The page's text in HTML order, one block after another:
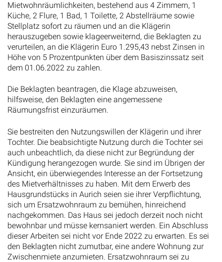
Mietwohnräumlichkeiten, bestehend aus 4 Zimmern, 1
Küche, 2 Flure, 1 Bad, 1 Toilette, 2 Abstellräume sowie
Stellplatz sofort zu räumen und an die Klägerin
herauszugeben sowie klageerweiternd, die Beklagten zu
verurteilen, an die Klägerin Euro 1.295,43 nebst Zinsen in
Höhe von 5 Prozentpunkten über dem Basiszinssatz seit
dem 01.06.2022 zu zahlen.
Die Beklagten beantragen, die Klage abzuweisen,
hilfsweise, den Beklagten eine angemessene
Räumungsfrist einzuräumen.
Sie bestreiten den Nutzungswillen der Klägerin und ihrer
Tochter. Die beabsichtigte Nutzung durch die Tochter sei
auch unbeachtlich, da diese nicht zur Begründung der
Kündigung herangezogen wurde. Sie sind im Übrigen der
Ansicht, ein überwiegendes Interesse an der Fortsetzung
des Mietverhältnisses zu haben. Mit dem Erwerb des
Hausgrundstücks in Aurich seien sie ihrer Verpflichtung,
sich um Ersatzwohnraum zu bemühen, hinreichend
nachgekommen. Das Haus sei jedoch derzeit noch nicht
bewohnbar und müsse kernsaniert werden. Ein Abschluss
dieser Arbeiten sei nicht vor Ende 2022 zu erwarten. Es sei
den Beklagten nicht zumutbar, eine andere Wohnung zur
Zwischenmiete anzumieten. Ersatzwohnraum sei zu